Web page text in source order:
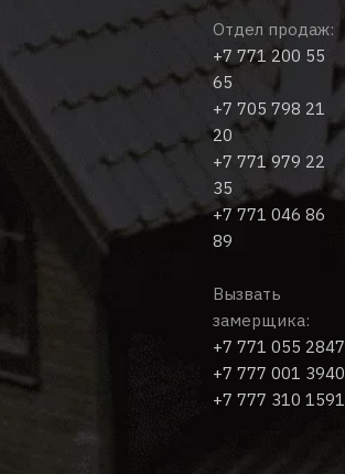
Отдел продаж:
+7 771 200 55
65
+7 705 798 21
20
+7 771 979 22
35
+7 771 046 86
89
Вызвать
замерщика:
+7 771 055 2847
+7 777 001 3940
+7 777 310 1591